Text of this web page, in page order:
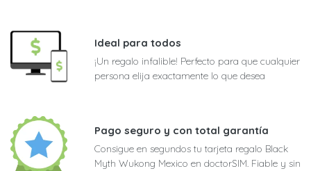
Ideal para todos
¡Un regalo infalible! Perfecto para que cualquier
persona elija exactamente lo que desea
Pago seguro y con total garantía
Consigue en segundos tu tarjeta regalo Black
Myth Wukong Mexico en doctorSIM. Fiable y sin